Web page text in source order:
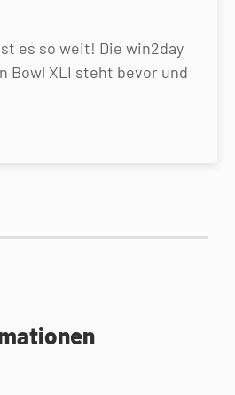
es so weit! Die win2day
Bowl XLI steht bevor und